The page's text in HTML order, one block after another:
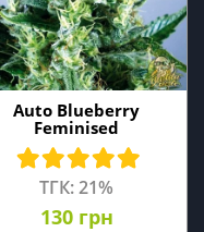
Auto Blueberry
Feminised
ТГК: 21%
130 грн